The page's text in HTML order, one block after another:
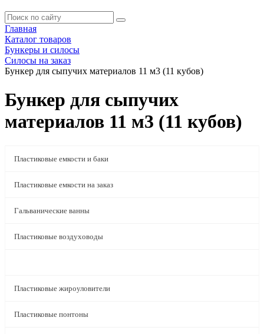
Главная
Каталог товаров
Бункеры и силосы
Силосы на заказ
Бункер для сыпучих материалов 11 м3 (11 кубов)
Бункер для сыпучих
материалов 11 м3 (11 кубов)
Пластиковые емкости и баки
Пластиковые емкости на заказ
Гальванические ванны
Пластиковые воздуховоды
Пластиковые жироуловители
Пластиковые понтоны